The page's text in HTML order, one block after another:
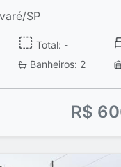
SP
Total: -
Banheiros: 2
R$